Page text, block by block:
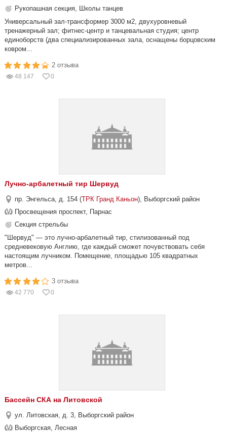
Рукопашная секция, Школы танцев
Универсальный зал-трансформер 3000 м2, двухуровневый
тренажерный зал; фитнес-центр и танцевальная студия; центр
единоборств (два специализированных зала, оснащены борцовским
ковром...
2 отзыва
48 147 0
Лучно-арбалетный тир Шервуд
пр. Энгельса, д. 154 (ТРК Гранд Каньон), Выборгский район
Просвещения проспект, Парнас
Секция стрельбы
"Шервуд" — это лучно-арбалетный тир, стилизованный под
средневековую Англию, где каждый сможет почувствовать себя
настоящим лучником. Помещение, площадью 105 квадратных
метров...
3 отзыва
42 770 0
Бассейн СКА на Литовской
ул. Литовская, д. 3, Выборгский район
Выборгская, Лесная